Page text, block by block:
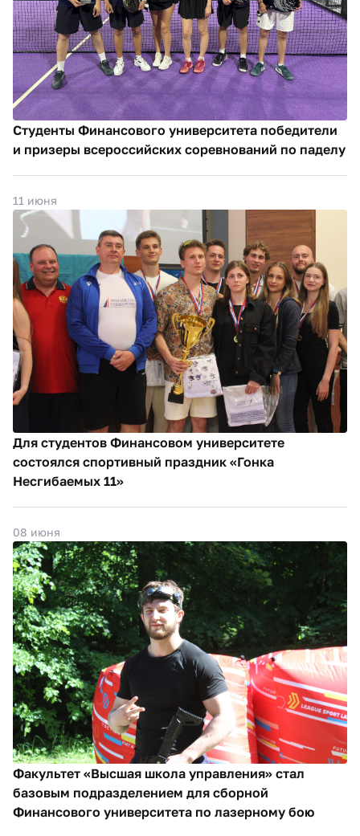
Студенты Финансового университета победители
и призеры всероссийских соревнований по паделу
11 июня
Для студентов Финансовом университете
состоялся спортивный праздник «Гонка
Несгибаемых 11»
08 июня
Факультет «Высшая школа управления» стал
базовым подразделением для сборной
Финансового университета по лазерному бою